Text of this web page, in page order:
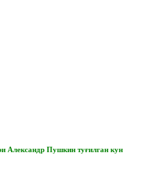
Александр Пушкин туғилган кун